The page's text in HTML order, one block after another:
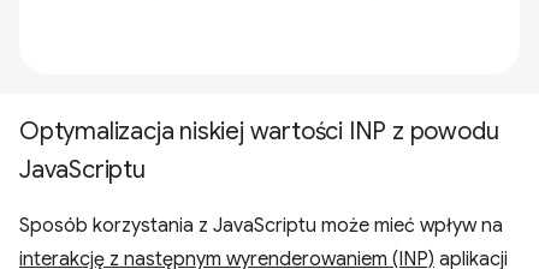
Optymalizacja niskiej wartości INP z powodu
JavaScriptu
Sposób korzystania z JavaScriptu może mieć wpływ na
interakcję z następnym wyrenderowaniem (INP) aplikacji